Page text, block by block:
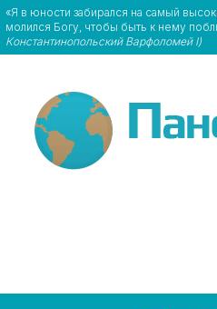
«Я в юности забирался на самый
молился Богу, чтобы быть к нему
Константинопольский Варфоломей I)